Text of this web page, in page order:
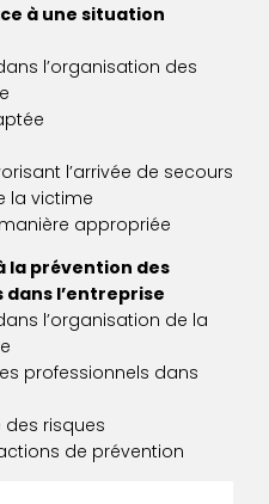
à une situation
l’organisation des
l’arrivée de secours
la victime
appropriée
la prévention des
l’entreprise
l’organisation de la
professionnels dans
risques
de prévention